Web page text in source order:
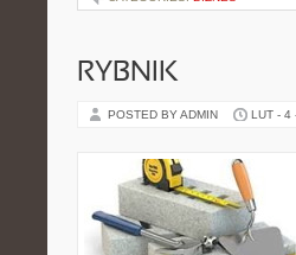
RYBNIK
POSTED BY ADMIN LUT - 4